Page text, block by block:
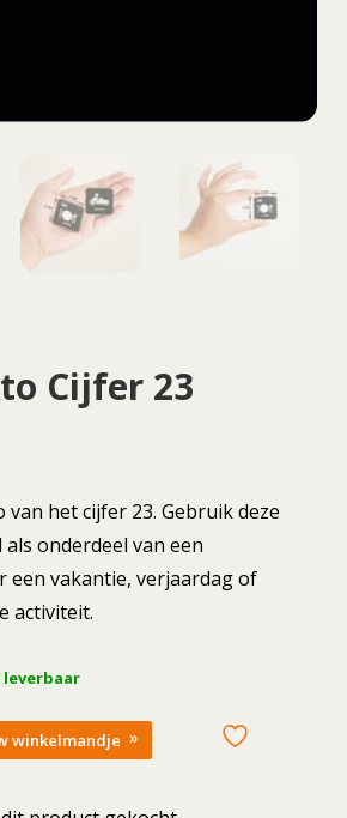
Cijfer 23
van het cijfer 23. Gebruik deze
onderdeel van een
een vakantie, verjaardag of
activiteit.
winkelmandje